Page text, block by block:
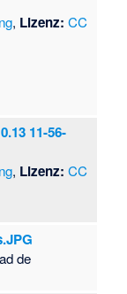
, Lizenz: CC
11-56-
, Lizenz: CC
de